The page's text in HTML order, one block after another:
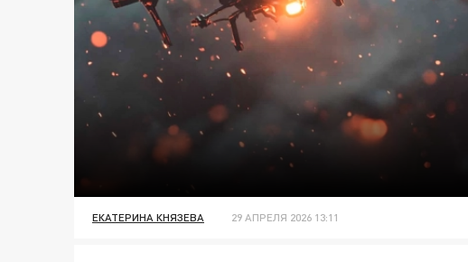
ЕКАТЕРИНА КНЯЗЕВА 29 АПРЕЛЯ 2026 13:11